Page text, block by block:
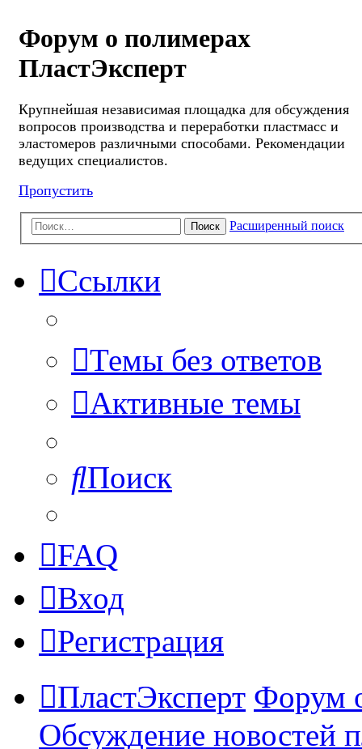
Форум о полимерах
ПластЭксперт
Крупнейшая независимая площадка для обсуждения
вопросов производства и переработки пластмасс и
эластомеров различными способами. Рекомендации
ведущих специалистов.
Пропустить
Поиск Расширенный поиск
Ссылки
Темы без ответов
Активные темы
Поиск
FAQ
Вход
Регистрация
ПластЭксперт Форум
Обсуждение новостей